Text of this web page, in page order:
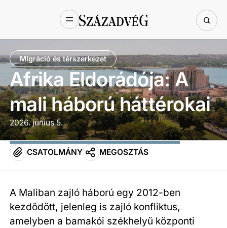
Migráció és térszerkezet
Afrika Eldorádója: A
mali háború háttérokai
2026. június 5.
CSATOLMÁNY MEGOSZTÁS
A Maliban zajló háború egy 2012-ben
kezdődött, jelenleg is zajló konfliktus,
amelyben a bamakói székhelyű központi